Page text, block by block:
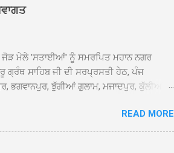
ਜੋੜ ਮੇਲੇ 'ਸਤਾਈਆਂ' ਨੂੰ ਸਮਰਪਿਤ ਮਹਾਨ ਨਗਰ
ਗ੍ਰੰਥ ਸਾਹਿਬ ਜੀ ਦੀ ਸਰਪ੍ਰਸਤੀ ਹੇਠ, ਪੰਜ
ਭਗਵਾਨਪੁਰ, ਝੁੱਗੀਆਂ ਗੁਲਾਮ, ਮਜਾਦਪੁਰ, ਕੁੱਲੀਆਂ,
ਸਾਹਿਬ ਠੱਟਾ ਵਿਖੇ ਪਹੁੰਚਣ ’ਤੇ ਮੁੱਖ ਸੇਵਾਦਾਰ
ਸਵਾਗਤ ਕੀਤਾ ਗਿਆ। ਗੁਰਦੁਆਰਾ ਸ੍ਰੀ
ਮੌਕੇ ਪੰਜ ਪਿਆਰੇ ਸਾਹਿਬਾਨ ਤੇ ਨਗਰ ਕੀਰਤਨ ਦੇ
READ MORE